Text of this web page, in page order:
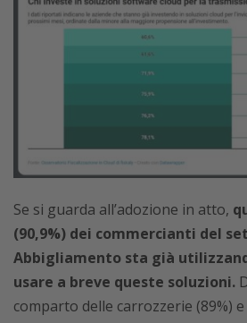
Se si guarda all’adozione in atto,
(90,9%) dei commercianti del
Abbigliamento sta già
usare a breve queste soluzioni.
comparto delle carrozzerie (89%)